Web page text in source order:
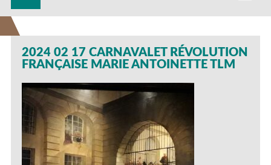
2024 02 17 CARNAVALET RÉVOLUTION
FRANÇAISE MARIE ANTOINETTE TLM